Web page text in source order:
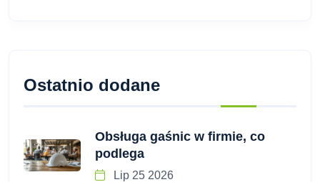
Ostatnio dodane
Obsługa gaśnic w firmie, co
podlega
Lip 25 2026